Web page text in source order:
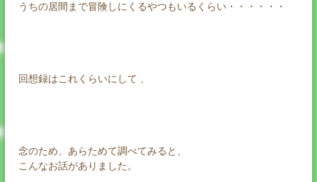
うちの居間まで冒険しにくるやつもいるくらい・・・・・・
回想録はこれくらいにして 、
念のため、あらためて調べてみると、
こんなお話がありました。